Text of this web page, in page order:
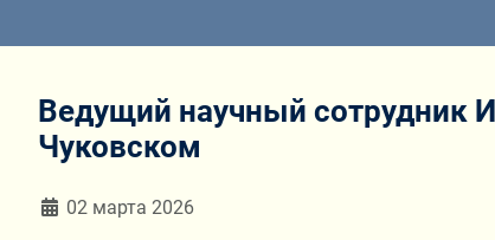
Ведущий научный сотрудник
Чуковском
Информация о материале
02 марта 2026